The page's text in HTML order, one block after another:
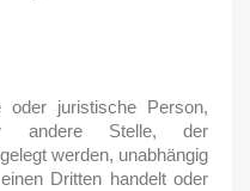
oder juristische Person,
andere Stelle, der
werden, unabhängig
Dritten handelt oder